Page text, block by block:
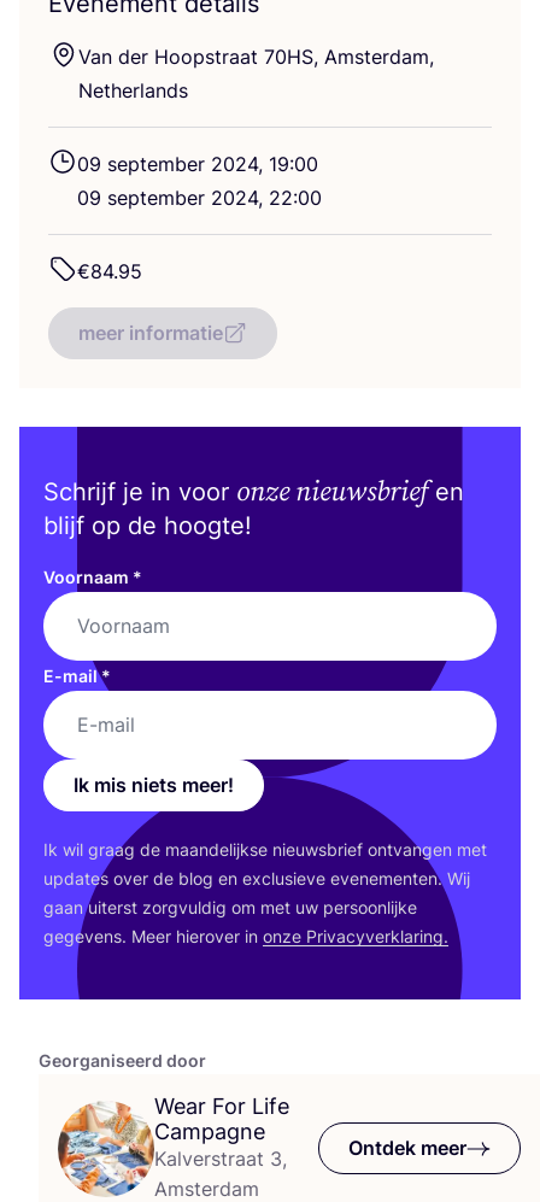
Georganiseerd door
Wear For Life
Campagne
Kalverstraat 3,
Amsterdam
Ontdek meer
Van der Hoop­straat 70HS, Amster­dam,
Netherlands
09 sep­tem­ber 2024, 19:00
09 sep­tem­ber 2024, 22:00
€84.95
meer informatie
Schrijf je in voor onze nieuwsbriefen
blijf op de hoogte!
Voornaam *
E-mail*
Ik mis niets meer!
Ik wil graag de maan­de­lijk­se nieuws­brief ont­van­gen met
upda­tes over de blog en exclu­sie­ve eve­ne­men­ten. Wij
gaan uiterst zorg­vul­dig om met uw per­soon­lij­ke
gege­vens. Meer hier­over in onze Pri­va­cy­ver­kla­ring.